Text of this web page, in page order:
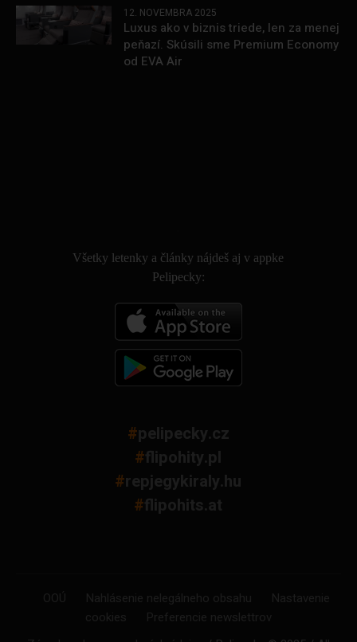
12. NOVEMBRA 2025
Luxus ako v biznis triede, len za menej
peňazí. Skúsili sme Premium Economy
od EVA Air
Všetky letenky a články nájdeš aj v appke
Pelipecky:
#pelipecky.cz
#flipohity.pl
#repjegykiraly.hu
#flipohits.at
OOÚ Nahlásenie nelegálneho obsahu
Nastavenie
cookies
Preferencie newslettrov